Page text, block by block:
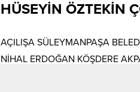
HÜSEYİN ÖZTEKİN
AÇILIŞA SÜLEYMANPAŞA
NİHAL ERDOĞAN KÖŞDERE